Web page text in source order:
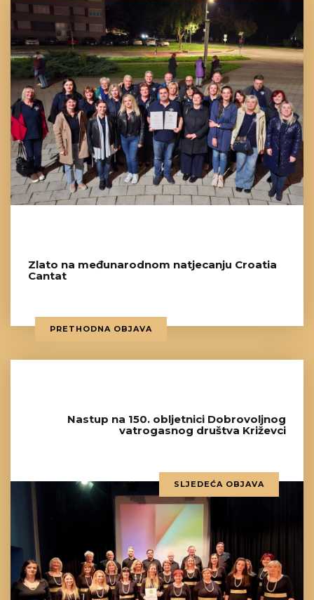
Zlato na međunarodnom natjecanju Croatia
Cantat
PRETHODNA OBJAVA
Nastup na 150. obljetnici Dobrovoljnog
vatrogasnog društva Križevci
SLJEDEĆA OBJAVA